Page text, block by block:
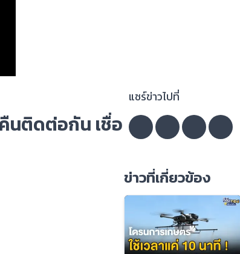
นติดต่อกัน เชื่อ
แชร์ข่าวไปที่
ข่าวที่เกี่ยวข้อง